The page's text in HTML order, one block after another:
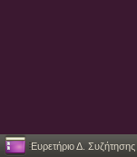
Ευρετήριο Δ. Συζήτησης